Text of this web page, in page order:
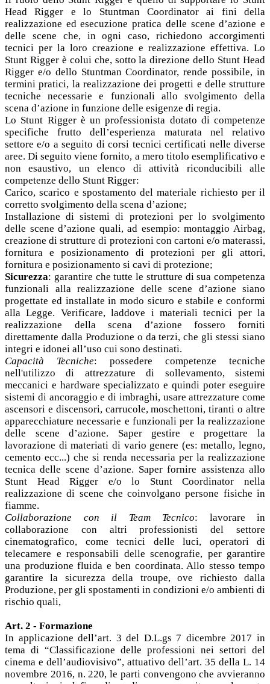
Head Rigger e lo Stuntman Coordinator ai fini della
realizzazione ed esecuzione pratica delle scene d’azione e
delle scene che, in ogni caso, richiedono accorgimenti
tecnici per la loro creazione e realizzazione effettiva. Lo
Stunt Rigger è colui che, sotto la direzione dello Stunt Head
Rigger e/o dello Stuntman Coordinator, rende possibile, in
termini pratici, la realizzazione dei progetti e delle strutture
tecniche necessarie e funzionali allo svolgimento della
scena d’azione in funzione delle esigenze di regia.
Lo Stunt Rigger è un professionista dotato di competenze
specifiche frutto dell’esperienza maturata nel relativo
settore e/o a seguito di corsi tecnici certificati nelle diverse
aree. Di seguito viene fornito, a mero titolo esemplificativo e
non esaustivo, un elenco di attività riconducibili alle
competenze dello Stunt Rigger:
Carico, scarico e spostamento del materiale richiesto per il
corretto svolgimento della scena d’azione;
Installazione di sistemi di protezioni per lo svolgimento
delle scene d’azione quali, ad esempio: montaggio Airbag,
creazione di strutture di protezioni con cartoni e/o materassi,
fornitura e posizionamento di protezioni per gli attori,
fornitura e posizionamento si cavi di protezione;
Sicurezza: garantire che tutte le strutture di sua competenza
funzionali alla realizzazione delle scene d’azione siano
progettate ed installate in modo sicuro e stabile e conformi
alla Legge. Verificare, laddove i materiali tecnici per la
realizzazione della scena d’azione fossero forniti
direttamente dalla Produzione o da terzi, che gli stessi siano
integri e idonei all’uso cui sono destinati.
Capacità Tecniche: possedere competenze tecniche
nell'utilizzo di attrezzature di sollevamento, sistemi
meccanici e hardware specializzato e quindi poter eseguire
sistemi di ancoraggio e di imbraghi, usare attrezzature come
ascensori e discensori, carrucole, moschettoni, tiranti o altre
apparecchiature necessarie e funzionali per la realizzazione
delle scene d’azione. Saper gestire e progettare la
lavorazione di materiati di vario genere (es: metallo, legno,
cemento ecc...) che si renda necessaria per la realizzazione
tecnica delle scene d’azione. Saper fornire assistenza allo
Stunt Head Rigger e/o lo Stunt Coordinator nella
realizzazione di scene che coinvolgano persone fisiche in
fiamme.
Collaborazione con il Team Tecnico: lavorare in
collaborazione con altri professionisti del settore
cinematografico, come tecnici delle luci, operatori di
telecamere e responsabili delle scenografie, per garantire
una produzione fluida e ben coordinata. Allo stesso tempo
garantire la sicurezza della troupe, ove richiesto dalla
Produzione, per gli spostamenti in condizioni e/o ambienti di
rischio quali,
Art. 2 - Formazione
In applicazione dell’art. 3 del D.L.gs 7 dicembre 2017 in
tema di “Classificazione delle professioni nei settori del
cinema e dell’audiovisivo”, attuativo dell’art. 35 della L. 14
novembre 2016, n. 220, le parti convengono che avvieranno